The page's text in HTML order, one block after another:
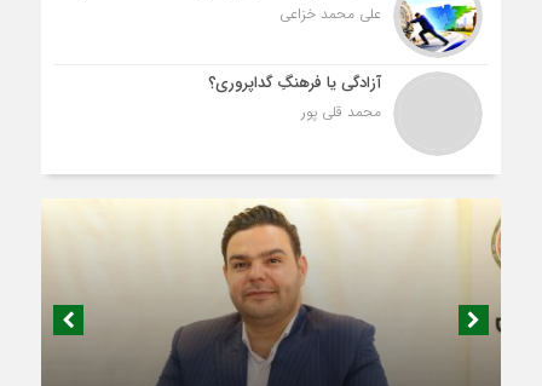
علی محمد خزاعی
آزادگی یا فرهنگِ گداپروری؟
محمد قلی پور